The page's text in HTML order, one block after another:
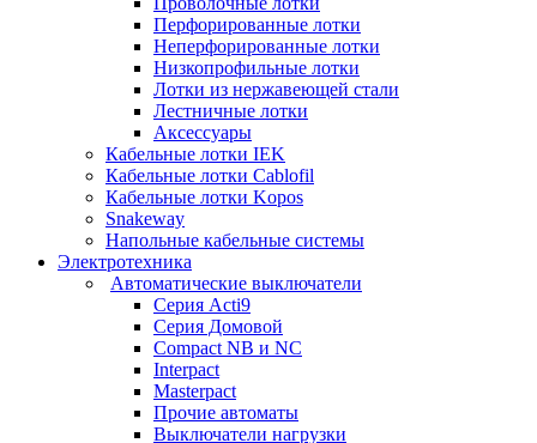
Перфорированные лотки
Неперфорированные лотки
Низкопрофильные лотки
Лотки из нержавеющей стали
Лестничные лотки
Аксессуары
Кабельные лотки IEK
Кабельные лотки Cablofil
Кабельные лотки Kopos
Snakeway
Напольные кабельные системы
Электротехника
Автоматические выключатели
Серия Acti9
Серия Домовой
Compact NB и NC
Interpact
Masterpact
Прочие автоматы
Выключатели нагрузки